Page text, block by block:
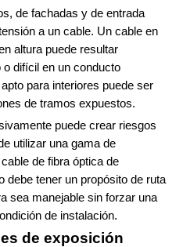
de fachadas y de entrada
a un cable. Un cable en
altura puede resultar
difícil en un conducto
para interiores puede ser
de tramos expuestos.
puede crear riesgos
utilizar una gama de
de fibra óptica de
debe tener un propósito de ruta
sea manejable sin forzar una
de instalación.
de exposición